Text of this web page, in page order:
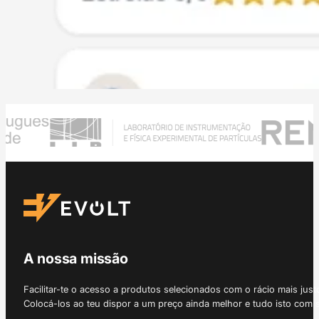
A nossa missão
Facilitar-te o acesso a produtos selecionados com o rácio mais
Colocá-los ao teu dispor a um preço ainda melhor e tudo isto